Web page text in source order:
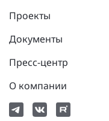
Проекты
Документы
Пресс-центр
О компании